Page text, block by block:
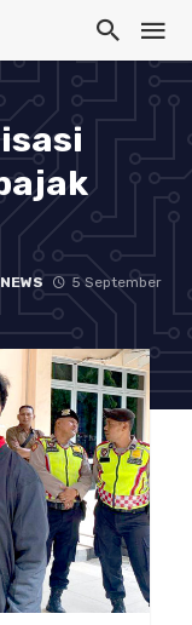
5 September